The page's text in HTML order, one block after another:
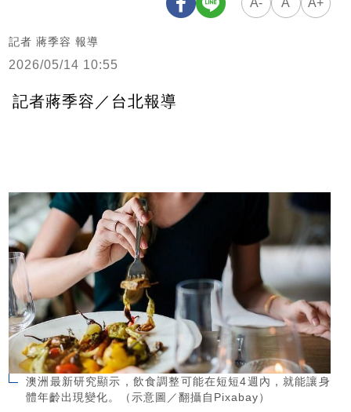
A- A A+
記者 蔣季容 報導
2026/05/14 10:55
記者蔣季容／台北報導
澳洲最新研究顯示，飲食調整可能在短短4週內，就能讓身
體年齡出現變化。（示意圖／翻攝自Pixabay）